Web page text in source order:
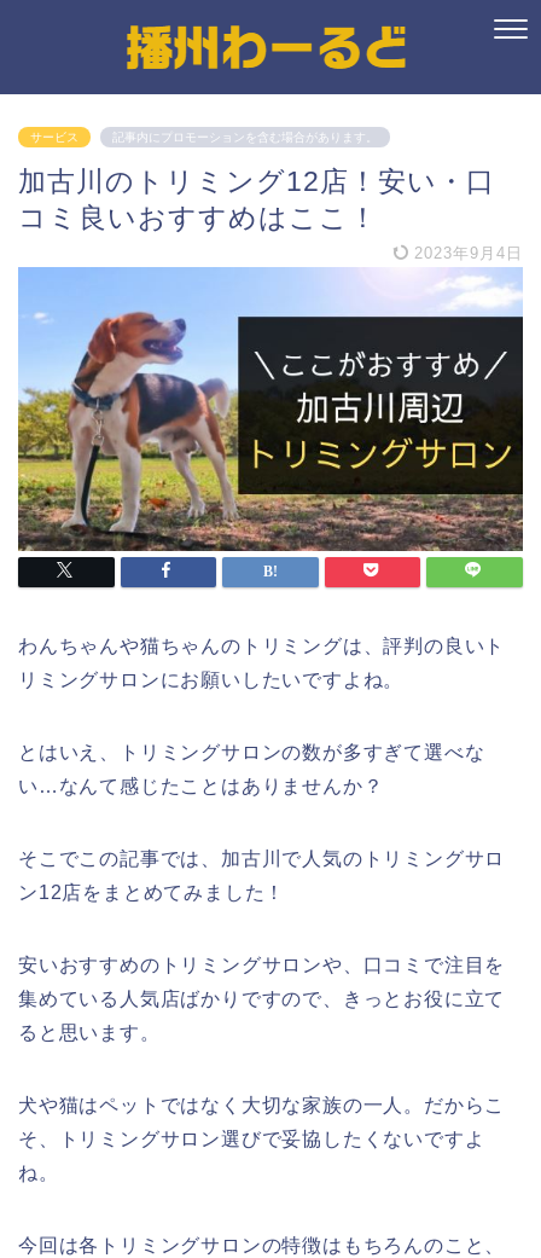
サービス 記事内にプロモーションを含む場合があります。
加古川のトリミング12店！安い・口
コミ良いおすすめはここ！
2023年9月4日
わんちゃんや猫ちゃんのトリミングは、評判の良いト
リミングサロンにお願いしたいですよね。
とはいえ、トリミングサロンの数が多すぎて選べな
い…なんて感じたことはありませんか？
そこでこの記事では、加古川で人気のトリミングサロ
ン12店をまとめてみました！
安いおすすめのトリミングサロンや、口コミで注目を
集めている人気店ばかりですので、きっとお役に立て
ると思います。
犬や猫はペットではなく大切な家族の一人。だからこ
そ、トリミングサロン選びで妥協したくないですよ
ね。
今回は各トリミングサロンの特徴はもちろんのこと、